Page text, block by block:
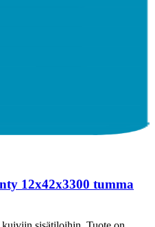
12x42x3300 tumma